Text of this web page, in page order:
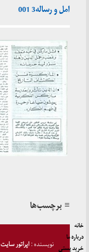
امل و رساله3 001
≡ برچسب‌ها
نویسنده :اپراتور سایت
خانه
درباره ما
خرید پستی